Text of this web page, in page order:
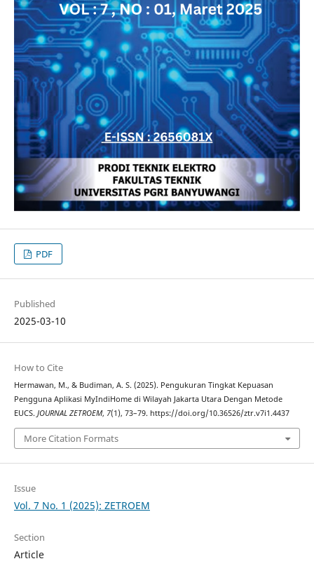
PDF
Published
2025-03-10
How to Cite
Hermawan, M., & Budiman, A. S. (2025). Pengukuran Tingkat Kepuasan
Pengguna Aplikasi MyIndiHome di Wilayah Jakarta Utara Dengan Metode
EUCS. JOURNAL ZETROEM, 7(1), 73–79. https://doi.org/10.36526/ztr.v7i1.4437
More Citation Formats
Issue
Vol. 7 No. 1 (2025): ZETROEM
Section
Article